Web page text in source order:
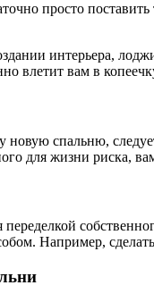
просто
интерьера,
влетит вам в
спальню,
для жизни риска,
Например,